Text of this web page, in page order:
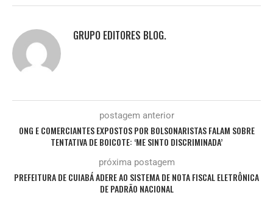
GRUPO EDITORES BLOG.
postagem anterior
ONG E COMERCIANTES EXPOSTOS POR BOLSONARISTAS FALAM SOBRE
TENTATIVA DE BOICOTE: ‘ME SINTO DISCRIMINADA’
próxima postagem
PREFEITURA DE CUIABÁ ADERE AO SISTEMA DE NOTA FISCAL ELETRÔNICA
DE PADRÃO NACIONAL